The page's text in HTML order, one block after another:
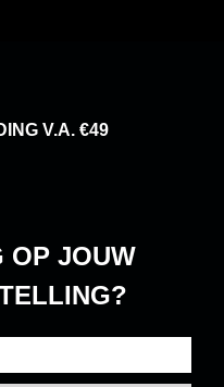
V.A. €49
OP JOUW